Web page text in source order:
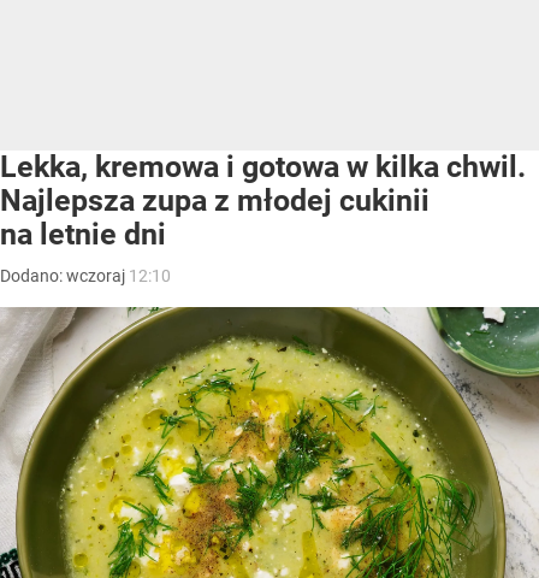
Lekka, kremowa i gotowa w kilka chwil.
Najlepsza zupa z młodej cukinii
na letnie dni
Dodano:wczoraj 12:10